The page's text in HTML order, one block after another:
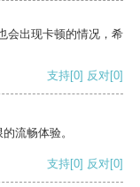
会出现卡顿的情况，希
支持[0] 反对[0]
流畅体验。
支持[0] 反对[0]